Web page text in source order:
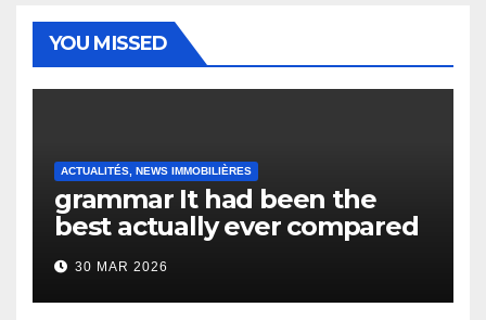
YOU MISSED
ACTUALITÉS, NEWS IMMOBILIÈRES
grammar It had been the
best actually ever compared
to it’s the top actually?
English Vocabulary Learners
Heap Change
30 MAR 2026